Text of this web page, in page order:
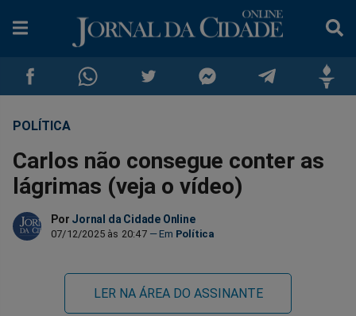
Compartilhar
no
Facebook
Compartilhar
no
Whatsapp
no
Twitter
no
Messenger
no
no
POLÍTICA
Carlos não consegue conter as
lágrimas (veja o vídeo)
Por Jornal da Cidade Online
07/12/2025 às 20:47 Política
LER NA ÁREA DO ASSINANTE